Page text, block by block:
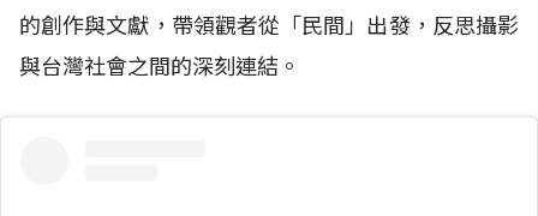
的創作與文獻，帶領觀者從「民間」出發，反思攝影
與台灣社會之間的深刻連結。